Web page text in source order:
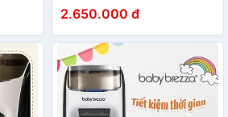
Monnie Kids
2.650.000 đ